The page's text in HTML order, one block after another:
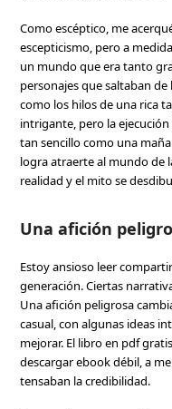
Como escéptico, me
escepticismo, pero a
un mundo que era tanto
personajes que saltaban
como los hilos de una rica
intrigante, pero la
tan sencillo como una
logra atraerte al mundo de
realidad y el mito se
Una afición
Estoy ansioso leer
generación. Ciertas
Una afición peligrosa
casual, con algunas ideas
mejorar. El libro en pdf
descargar ebook débil, a
tensaban la credibilidad.